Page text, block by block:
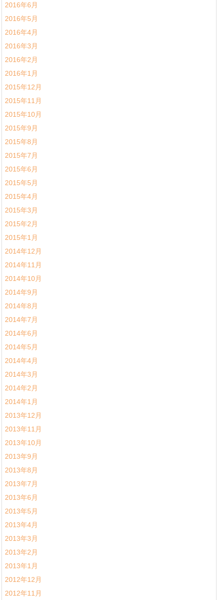
2016年6月
2016年5月
2016年4月
2016年3月
2016年2月
2016年1月
2015年12月
2015年11月
2015年10月
2015年9月
2015年8月
2015年7月
2015年6月
2015年5月
2015年4月
2015年3月
2015年2月
2015年1月
2014年12月
2014年11月
2014年10月
2014年9月
2014年8月
2014年7月
2014年6月
2014年5月
2014年4月
2014年3月
2014年2月
2014年1月
2013年12月
2013年11月
2013年10月
2013年9月
2013年8月
2013年7月
2013年6月
2013年5月
2013年4月
2013年3月
2013年2月
2013年1月
2012年12月
2012年11月